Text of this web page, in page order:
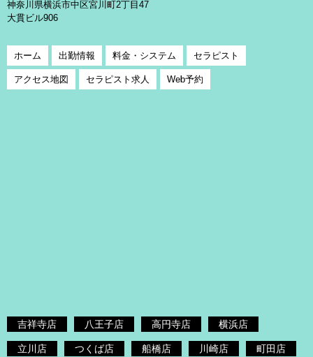
神奈川県横浜市中区宮川町2丁目47
大貫ビル906
ホーム 出勤情報 料金・システム セラピスト
アクセス地図 セラピスト求人 Web予約
吉祥寺店 八王子店 高円寺店 横浜店
立川店 つくば店 船橋店 川崎店 町田店